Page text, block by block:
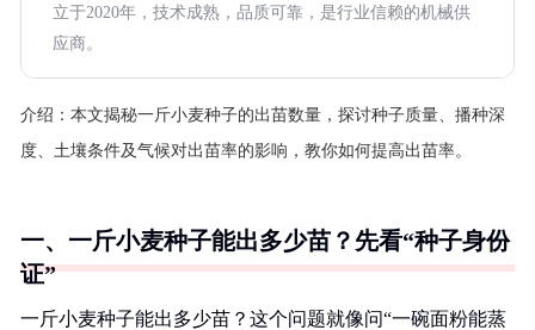
立于2020年，技术成熟，品质可靠，是行业信赖的机械供
应商。
介绍： 本文揭秘一斤小麦种子的出苗数量，探讨种子质量、播种深
度、土壤条件及气候对出苗率的影响，教你如何提高出苗率。
一、一斤小麦种子能出多少苗？先看“种子身份
证”
一斤小麦种子能出多少苗？这个问题就像问“一碗面粉能蒸